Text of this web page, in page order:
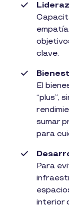
clave.
El
“plus”,
sumar
para
Para
interior